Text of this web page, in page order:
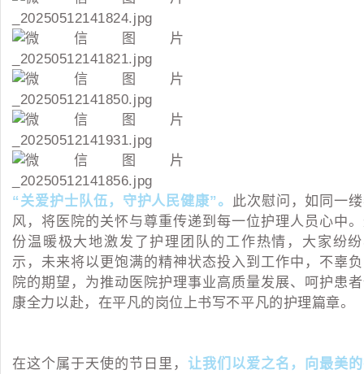
“关爱护士队伍，守护人民健康” 。
此次慰问，如同一
风，将医院的关怀与尊重传递到每一位护理人员心中
份温暖极大地激发了护理团队的工作热情，大家纷
示，未来将以更饱满的精神状态投入到工作中，不辜
院的期望，为推动医院护理事业高质量发展、呵护患
康全力以赴，在平凡的岗位上书写不平凡的护理篇章。
在这个属于天使的节日里， 让我们以爱之名，向最美